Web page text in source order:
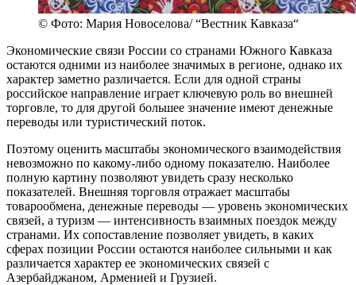
© Фото: Мария Новоселова/ “Вестник Кавказа“
Экономические связи России со странами Южного Кавказа
остаются одними из наиболее значимых в регионе, однако их
характер заметно различается. Если для одной страны
российское направление играет ключевую роль во внешней
торговле, то для другой большее значение имеют денежные
переводы или туристический поток.
Поэтому оценить масштабы экономического взаимодействия
невозможно по какому-либо одному показателю. Наиболее
полную картину позволяют увидеть сразу несколько
показателей. Внешняя торговля отражает масштабы
товарообмена, денежные переводы — уровень экономических
связей, а туризм — интенсивность взаимных поездок между
странами. Их сопоставление позволяет увидеть, в каких
сферах позиции России остаются наиболее сильными и как
различается характер ее экономических связей с
Азербайджаном, Арменией и Грузией.